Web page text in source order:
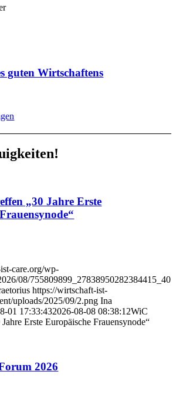
guten Wirtschaftens
„30 Jahre Erste
care.org/wp-
08/
https://wirtschaft-ist-
uploads/2025/09/2.png Ina
01 17:33:432026-08-08 08:38:12WiC
Erste Europäische Frauensynode“
2026